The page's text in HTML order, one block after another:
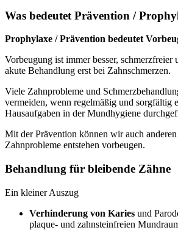
Was bedeutet Prävention /
Prophylaxe / Prävention bedeutet
Vorbeugung ist immer besser, schmerzfreier
akute Behandlung erst bei Zahnschmerzen.
Viele Zahnprobleme und
vermeiden, wenn regelmäßig und sorgfältig
Hausaufgaben in der Mundhygiene
Mit der Prävention können wir auch
Zahnprobleme entstehen vorbeugen.
Behandlung für bleibende Zähne
Ein kleiner Auszug
Verhinderung von Karies und
plaque- und zahnsteinfreien